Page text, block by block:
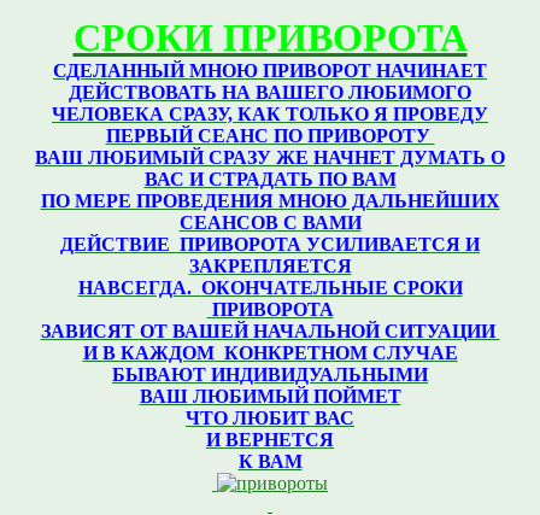
СРОКИ ПРИВОРОТА
СДЕЛАННЫЙ МНОЮ ПРИВОРОТ НАЧИНАЕТ
ДЕЙСТВОВАТЬ НА ВАШЕГО ЛЮБИМОГО
ЧЕЛОВЕКА СРАЗУ, КАК ТОЛЬКО Я ПРОВЕДУ
ПЕРВЫЙ СЕАНС ПО ПРИВОРОТУ
ВАШ ЛЮБИМЫЙ СРАЗУ ЖЕ НАЧНЕТ ДУМАТЬ О
ВАС И СТРАДАТЬ ПО ВАМ
ПО МЕРЕ ПРОВЕДЕНИЯ МНОЮ ДАЛЬНЕЙШИХ
СЕАНСОВ С ВАМИ
ДЕЙСТВИЕ ПРИВОРОТА УСИЛИВАЕТСЯ И
ЗАКРЕПЛЯЕТСЯ
НАВСЕГДА. ОКОНЧАТЕЛЬНЫЕ СРОКИ
ПРИВОРОТА
ЗАВИСЯТ ОТ ВАШЕЙ НАЧАЛЬНОЙ СИТУАЦИИ
И В КАЖДОМ КОНКРЕТНОМ СЛУЧАЕ
БЫВАЮТ ИНДИВИДУАЛЬНЫМИ
ВАШ ЛЮБИМЫЙ ПОЙМЕТ
ЧТО ЛЮБИТ ВАС
И ВЕРНЕТСЯ
К ВАМ